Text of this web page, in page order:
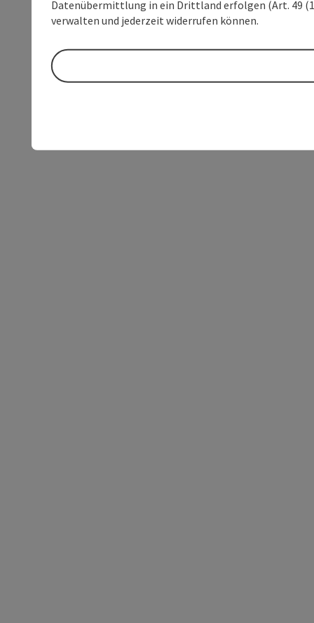
Datenübermittlung in ein Drittland erfolgen (Art. 49
verwalten und jederzeit widerrufen können.